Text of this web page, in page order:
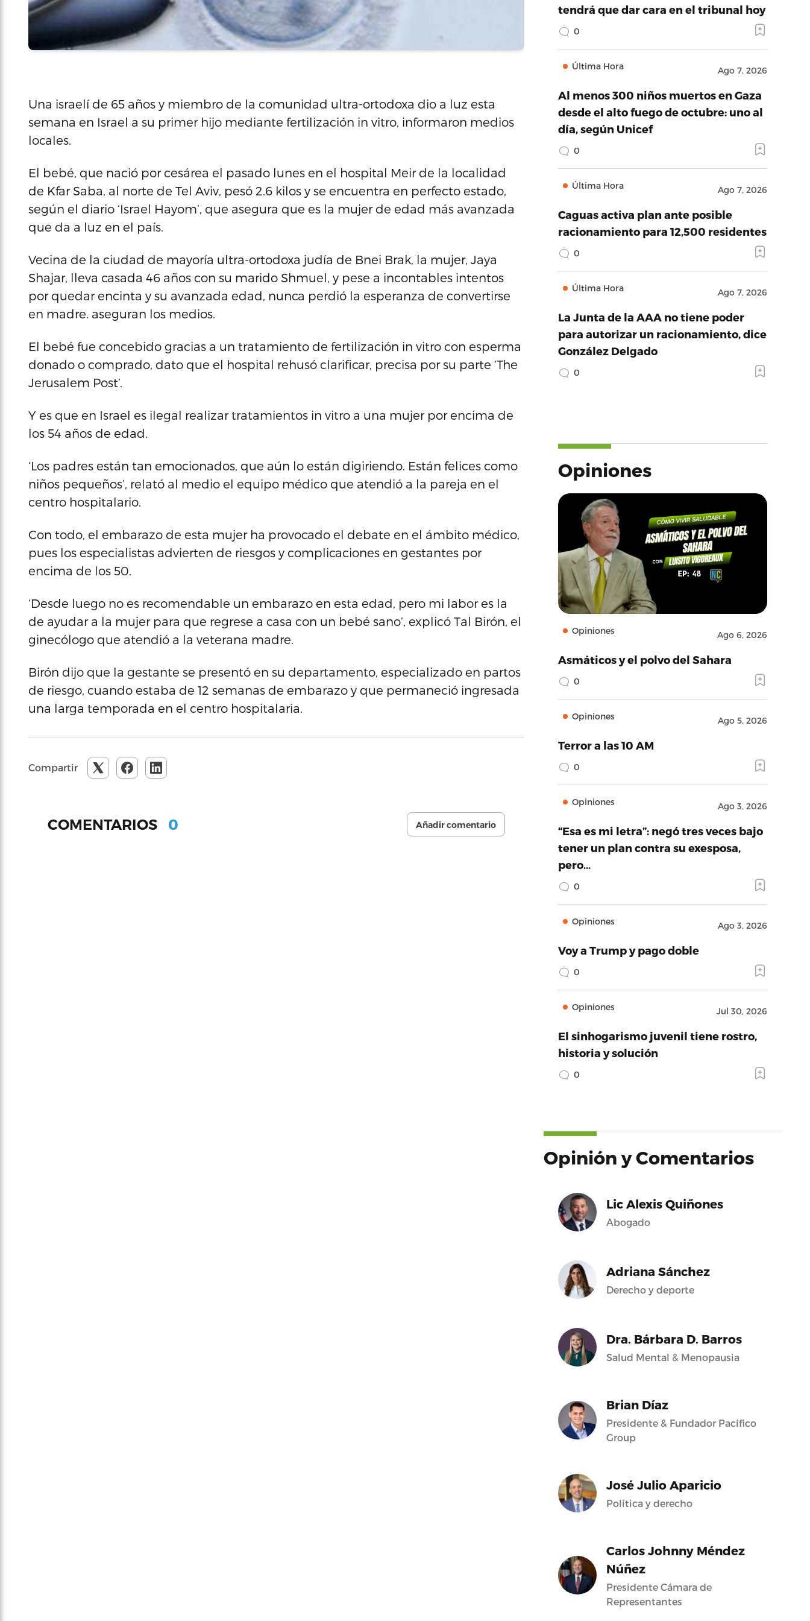
Una israelí de 65 años y miembro de la comunidad ultra-ortodoxa dio a luz esta
semana en Israel a su primer hijo mediante fertilización in vitro, informaron medios
locales.
El bebé, que nació por cesárea el pasado lunes en el hospital Meir de la localidad
de Kfar Saba, al norte de Tel Aviv, pesó 2.6 kilos y se encuentra en perfecto estado,
según el diario ‘Israel Hayom’, que asegura que es la mujer de edad más avanzada
que da a luz en el país.
Vecina de la ciudad de mayoría ultra-ortodoxa judía de Bnei Brak, la mujer, Jaya
Shajar, lleva casada 46 años con su marido Shmuel, y pese a incontables intentos
por quedar encinta y su avanzada edad, nunca perdió la esperanza de convertirse
en madre. aseguran los medios.
El bebé fue concebido gracias a un tratamiento de fertilización in vitro con esperma
donado o comprado, dato que el hospital rehusó clarificar, precisa por su parte ‘The
Jerusalem Post’.
Y es que en Israel es ilegal realizar tratamientos in vitro a una mujer por encima de
los 54 años de edad.
‘Los padres están tan emocionados, que aún lo están digiriendo. Están felices como
niños pequeños’, relató al medio el equipo médico que atendió a la pareja en el
centro hospitalario.
Con todo, el embarazo de esta mujer ha provocado el debate en el ámbito médico,
pues los especialistas advierten de riesgos y complicaciones en gestantes por
encima de los 50.
‘Desde luego no es recomendable un embarazo en esta edad, pero mi labor es la
de ayudar a la mujer para que regrese a casa con un bebé sano’, explicó Tal Birón, el
ginecólogo que atendió a la veterana madre.
Birón dijo que la gestante se presentó en su departamento, especializado en partos
de riesgo, cuando estaba de 12 semanas de embarazo y que permaneció ingresada
una larga temporada en el centro hospitalaria.
Compartir
COMENTARIOS 0 Añadir comentario
tendrá que dar cara en el tribunal hoy
0
Última Hora Ago 7, 2026
Al menos 300 niños muertos en Gaza
desde el alto fuego de octubre: uno al
día, según Unicef
0
Última Hora Ago 7, 2026
Caguas activa plan ante posible
racionamiento para 12,500 residentes
0
Última Hora Ago 7, 2026
La Junta de la AAA no tiene poder
para autorizar un racionamiento, dice
González Delgado
0
Opiniones
Opiniones Ago 6, 2026
Asmáticos y el polvo del Sahara
0
Opiniones Ago 5, 2026
Terror a las 10 AM
0
Opiniones Ago 3, 2026
“Esa es mi letra”: negó tres veces bajo
tener un plan contra su exesposa,
pero…
0
Opiniones Ago 3, 2026
Voy a Trump y pago doble
0
Opiniones Jul 30, 2026
El sinhogarismo juvenil tiene rostro,
historia y solución
0
Opinión y Comentarios
Lic Alexis Quiñones
Abogado
Adriana Sánchez
Derecho y deporte
Dra. Bárbara D. Barros
Salud Mental & Menopausia
Brian Díaz
Presidente & Fundador Pacifico
Group
José Julio Aparicio
Política y derecho
Carlos Johnny Méndez
Núñez
Presidente Cámara de
Representantes